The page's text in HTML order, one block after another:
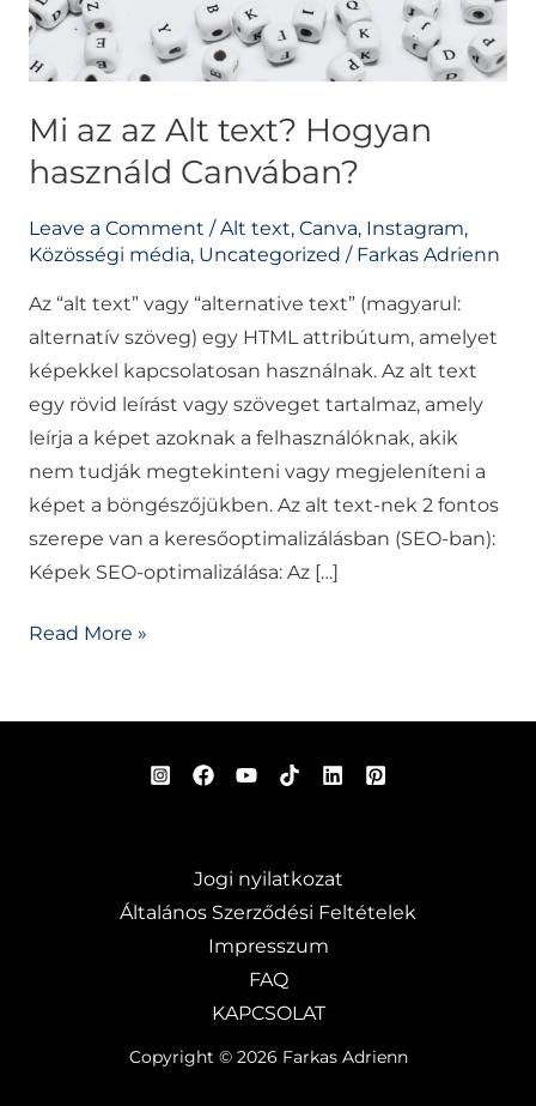
Mi az az Alt text? Hogyan
használd Canvában?
Leave a Comment /Alt text, Canva, Instagram,
Közösségi média, Uncategorized / Farkas Adrienn
Az “alt text” vagy “alternative text” (magyarul:
alternatív szöveg) egy HTML attribútum, amelyet
képekkel kapcsolatosan használnak. Az alt text
egy rövid leírást vagy szöveget tartalmaz, amely
leírja a képet azoknak a felhasználóknak, akik
nem tudják megtekinteni vagy megjeleníteni a
képet a böngészőjükben. Az alt text-nek 2 fontos
szerepe van a keresőoptimalizálásban (SEO-ban):
Képek SEO-optimalizálása: Az […]
használd
Canvában?
Read More »
Jogi nyilatkozat
Általános Szerződési Feltételek
Impresszum
FAQ
KAPCSOLAT
Copyright © 2026 Farkas Adrienn